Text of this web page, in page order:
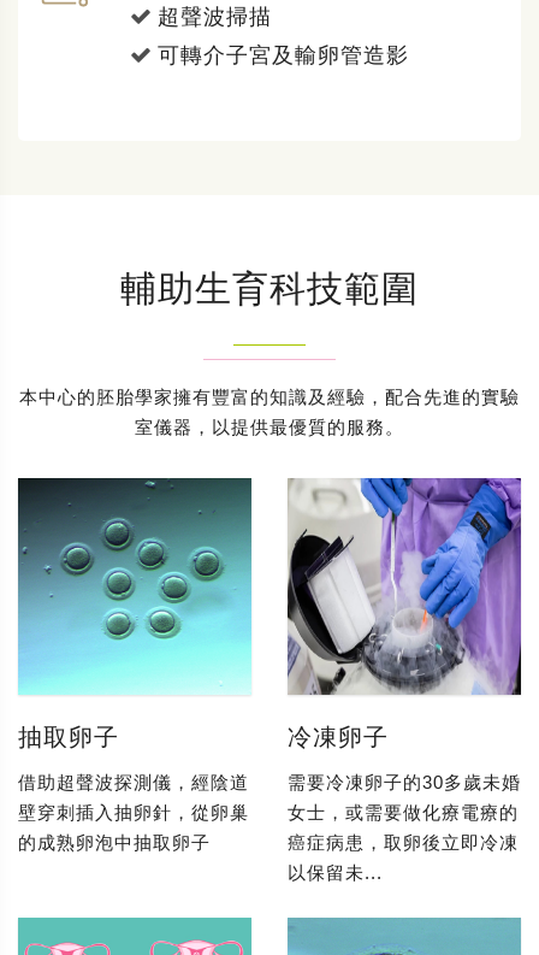
超聲波掃描
可轉介子宮及輸卵管造影
輔助生育科技範圍
本中心的胚胎學家擁有豐富的知識及經驗，配合先進的實驗
室儀器，以提供最優質的服務。
抽取卵子
借助超聲波探測儀，經陰道
壁穿刺插入抽卵針，從卵巢
的成熟卵泡中抽取卵子
冷凍卵子
需要冷凍卵子的30多歲未婚
女士，或需要做化療電療的
癌症病患，取卵後立即冷凍
以保留未...